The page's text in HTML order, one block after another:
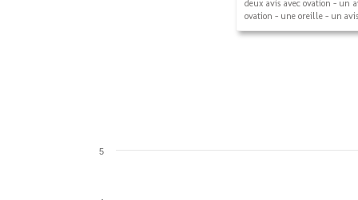
deux avis avec ovation - un
ovation - une oreille - un
5